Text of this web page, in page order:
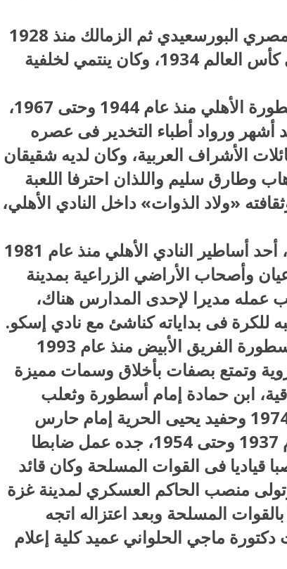
عبدالرحمن فوزي نجم نادي المصري البورسعيدي ثم الزمالك منذ 1928
وحتى 1947 ومنتخب مصر فى كأس العالم 1934، وكان ينتمي لخلفية
صالح سليم «المايسترو» ، أسطورة الأهلي منذ عام 1944 وحتى 1967،
أشهر ورواد أطباء التخدير فى عصره
الأشراف العربية، وكان لديه شقيقان
وطارق سليم واللذان احترفا اللعبة
«ولاد الذوات» داخل النادي الأهلي،
طاهر أبوزيد «مارادونا النيل» ، أحد أساطير النادي الأهلي منذ عام 1981
أحد أعيان وأصحاب الأراضي الزراعية بمدينة
عمله مديرا لإحدى المدارس هناك،
للكرة فى بداياته كناشئ مع نادي إسكو.
حازم إمام “ثعلب الزمالك”.. أسطورة الفريق الأبيض منذ عام 1993
كروية وتمتع بصفات بأخلاق وسمات مميزة
ابن حمادة إمام أسطورة وثعلب
الزمالك منذ عام 1957 وحتى 1974 وحفيد يحيى الحرية إمام حارس
الزمالك ومنتخب مصر منذ عام 1937 وحتى 1954، جده عمل ضابطا
فى القوات المسلحة وكان قائد
“لواء رقم 107” وتولى منصب الحاكم العسكري لمدينة غزة
بالقوات المسلحة وبعد اعتزاله اتجه
دكتورة ماجي الحلواني عميد كلية إعلام